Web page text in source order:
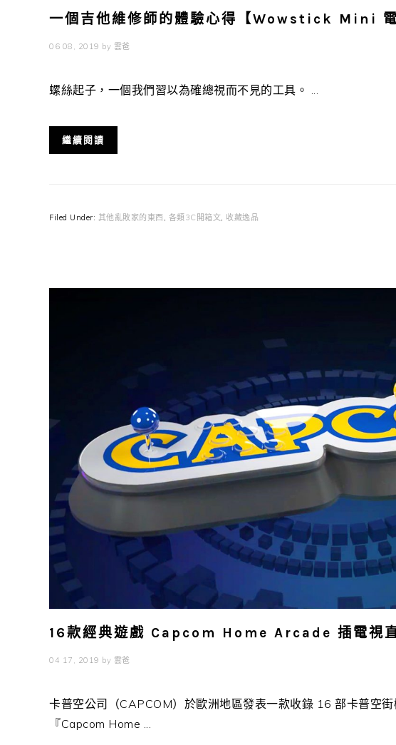
一個吉他維修師的體驗心得【Wowstick Mini 電
06 08, 2019 by 雲爸
螺絲起子，一個我們習以為確總視而不見的工具。 ...
繼續閱讀
Filed Under: 其他亂敗家的東西 , 各類3C開箱文, 收藏逸品
16款經典遊戲 Capcom Home Arcade 插電視
04 17, 2019 by 雲爸
卡普空公司（CAPCOM）於歐洲地區發表一款收錄 16 部卡普空
『Capcom Home ...